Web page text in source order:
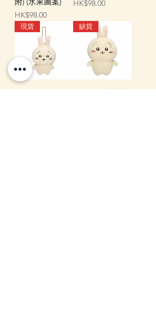
價格
HK$98.00
價格
HK$98.00
現貨 缺貨